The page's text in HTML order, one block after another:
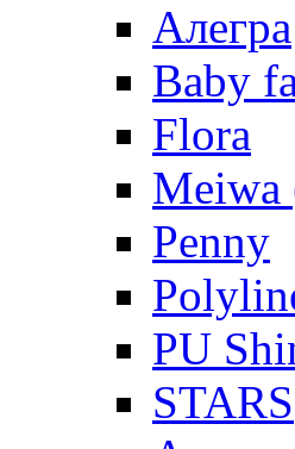
Алегра
Baby
Flora
Meiwa
Penny
PU
STARS